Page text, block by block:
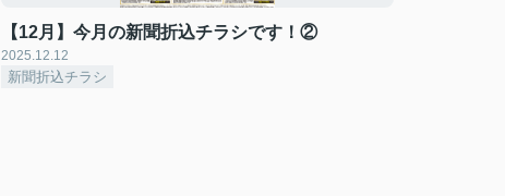
【12月】今月の新聞折込チラシです！②
2025.12.12
新聞折込チラシ